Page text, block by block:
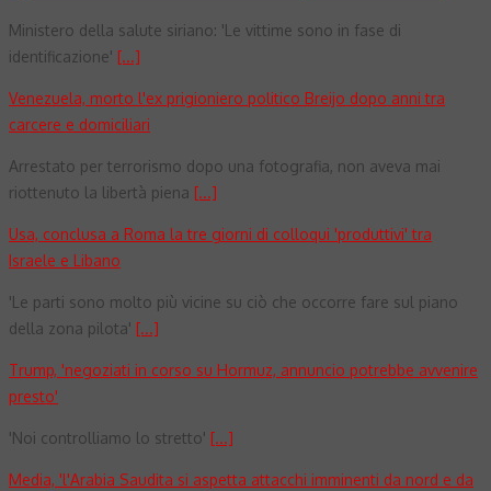
Ministero della salute siriano: 'Le vittime sono in fase di
identificazione' [...]
Venezuela, morto l'ex prigioniero politico Breijo dopo anni tra
carcere e domiciliari
Arrestato per terrorismo dopo una fotografia, non aveva mai
riottenuto la libertà piena [...]
Usa, conclusa a Roma la tre giorni di colloqui 'produttivi' tra
Israele e Libano
'Le parti sono molto più vicine su ciò che occorre fare sul piano
della zona pilota' [...]
Trump, 'negoziati in corso su Hormuz, annuncio potrebbe avvenire
presto'
'Noi controlliamo lo stretto' [...]
Media, 'l'Arabia Saudita si aspetta attacchi imminenti da nord e da